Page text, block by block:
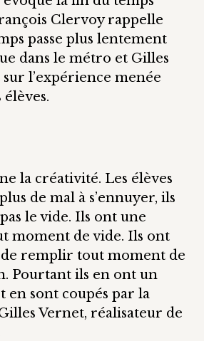
Clervoy rappelle
passe plus lentement
dans le métro et Gilles
l’expérience menée
élèves.
la créativité. Les élèves
de mal à s’ennuyer, ils
le vide. Ils ont une
moment de vide. Ils ont
de remplir tout moment de
Pourtant ils en ont un
en sont coupés par la
Vernet, réalisateur de